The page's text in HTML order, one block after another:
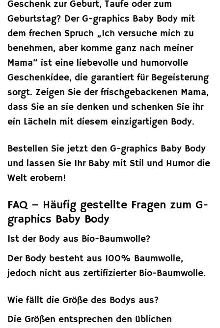
Geschenk zur Geburt, Taufe oder zum
Geburtstag? Der G-graphics Baby Body mit
dem frechen Spruch „Ich versuche mich zu
benehmen, aber komme ganz nach meiner
Mama“ ist eine liebevolle und humorvolle
Geschenkidee, die garantiert für Begeisterung
sorgt. Zeigen Sie der frischgebackenen Mama,
dass Sie an sie denken und schenken Sie ihr
ein Lächeln mit diesem einzigartigen Body.
Bestellen Sie jetzt den G-graphics Baby Body
und lassen Sie Ihr Baby mit Stil und Humor die
Welt erobern!
FAQ – Häufig gestellte Fragen zum G-
graphics Baby Body
Ist der Body aus Bio-Baumwolle?
Der Body besteht aus 100% Baumwolle,
jedoch nicht aus zertifizierter Bio-Baumwolle.
Wie fällt die Größe des Bodys aus?
Die Größen entsprechen den üblichen